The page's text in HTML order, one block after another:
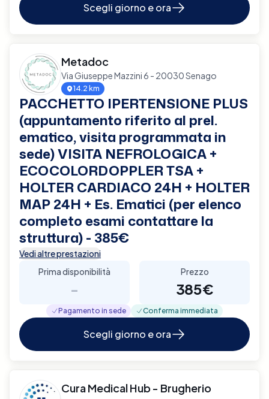
Scegli giorno e ora
Metadoc
Via Giuseppe Mazzini 6 - 20030 Senago
14.2 km
PACCHETTO IPERTENSIONE PLUS
(appuntamento riferito al prel.
ematico, visita programmata in
sede) VISITA NEFROLOGICA +
ECOCOLORDOPPLER TSA +
HOLTER CARDIACO 24H + HOLTER
MAP 24H + Es. Ematici (per elenco
completo esami contattare la
struttura) - 385€
Vedi altre prestazioni
Prima disponibilità
-
Prezzo
385€
Pagamento in sede Conferma immediata
Scegli giorno e ora
Cura Medical Hub - Brugherio